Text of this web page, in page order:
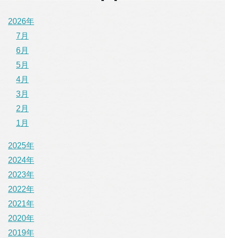
2026年
7月
6月
5月
4月
3月
2月
1月
2025年
2024年
2023年
2022年
2021年
2020年
2019年